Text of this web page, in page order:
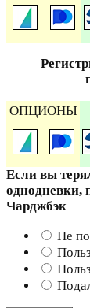
ОПЦИОНЫ
Если вы
однодневки,
Чарджбэк
Не